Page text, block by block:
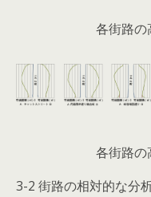
各街路の
各街路の
3-2 街路の相対的な分